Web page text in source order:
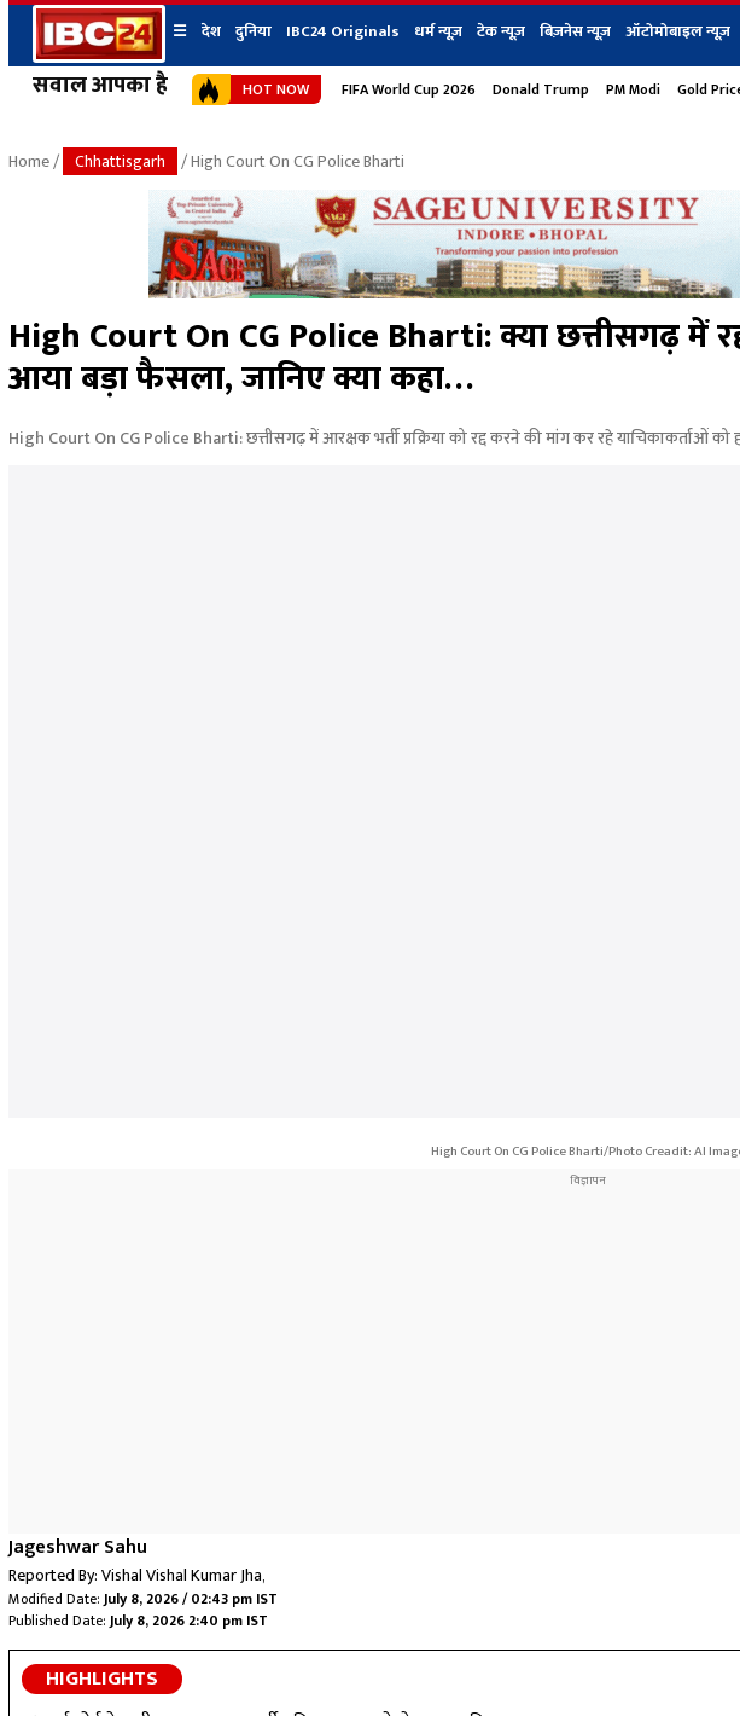
सवाल आपका है
☰ देश दुनिया IBC24 Originals धर्म न्यूज़ टेक न्यूज़ बिज़नेस न्यूज़ ऑटोमोबाइल न्यूज़
छत्तीसगढ़ न्यूज
उत्तर प्रदेश न्यूज
बिहार न्यूज
उत्तराखंड न्यूज
हिमाचल प्रदेश न्यूज
हरियाणा न्यूज
शहर
भोपाल
जबलपुर
ग्वालियर
रायपुर
दुनिया IBC24 Originals
HOT NOW FIFA World Cup 2026 Donald Trump PM Modi Gold
Home/ Chhattisgarh / High Court On CG Police Bharti
High Court On CG Police Bharti: क्या छत्तीसगढ़ में
आया बड़ा फैसला, जानिए क्या कहा…
High Court On CG Police Bharti: छत्तीसगढ़ में आरक्षक भर्ती प्रक्रिया को रद्द करने की मांग कर रहे याचिकाकर्ताओं को
High Court On CG Police Bharti/Photo Creadit: AI
Jageshwar Sahu
Reported By:Vishal Vishal Kumar Jha,
Modified Date:July 8, 2026 / 02:43 pm IST
Published Date:July 8, 2026 2:40 pm IST
HIGHLIGHTS